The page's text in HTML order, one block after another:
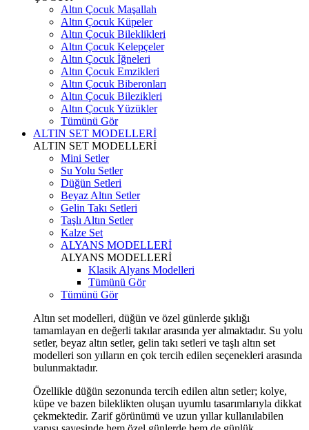
Altın Çocuk Maşallah
Altın Çocuk Küpeler
Altın Çocuk Bileklikleri
Altın Çocuk Kelepçeler
Altın Çocuk İğneleri
Altın Çocuk Emzikleri
Altın Çocuk Biberonları
Altın Çocuk Bilezikleri
Altın Çocuk Yüzükler
Tümünü Gör
ALTIN SET MODELLERİ
ALTIN SET MODELLERİ
Mini Setler
Su Yolu Setler
Düğün Setleri
Beyaz Altın Setler
Gelin Takı Setleri
Taşlı Altın Setler
Kalze Set
ALYANS MODELLERİ
ALYANS MODELLERİ
Klasik Alyans Modelleri
Tümünü Gör
Tümünü Gör
Altın set modelleri, düğün ve özel günlerde şıklığı
tamamlayan en değerli takılar arasında yer almaktadır. Su yolu
setler, beyaz altın setler, gelin takı setleri ve taşlı altın set
modelleri son yılların en çok tercih edilen seçenekleri arasında
bulunmaktadır.
Özellikle düğün sezonunda tercih edilen altın setler; kolye,
küpe ve bazen bileklikten oluşan uyumlu tasarımlarıyla dikkat
çekmektedir. Zarif görünümü ve uzun yıllar kullanılabilen